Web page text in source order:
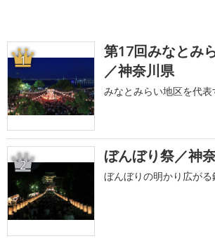
1
第17回みなとみ
／神奈川県
みなとみらい地区を代
2 ぼんぼり祭／神
ぼんぼりの明かり広が